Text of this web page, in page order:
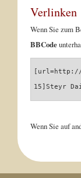
Verlinken
Wenn Sie zum
BBCode
[url=http://
15]Steyr
Wenn Sie auf